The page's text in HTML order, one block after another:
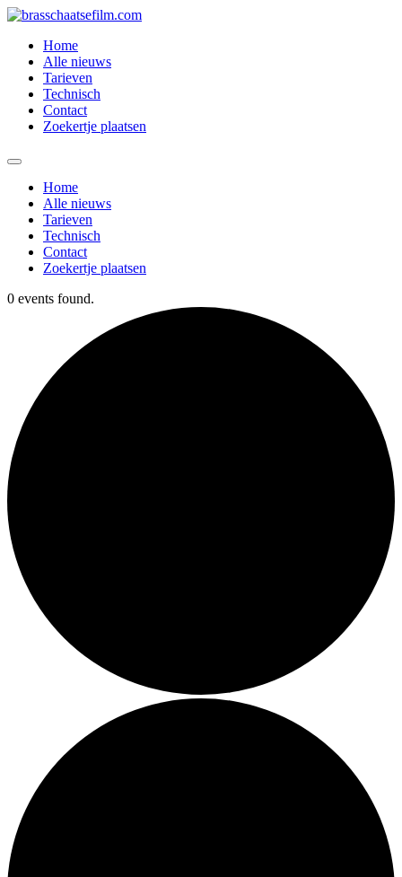
Spring
inhoud
Home
Alle nieuws
Tarieven
Technisch
Contact
Zoekertje plaatsen
Home
Alle nieuws
Tarieven
Technisch
Contact
Zoekertje plaatsen
0 events found.